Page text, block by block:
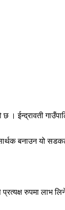
। ईन्द्रावती
सार्थक बनाउन यो
रुपमा लाभ